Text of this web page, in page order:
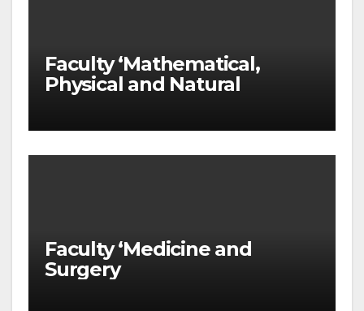
Faculty ‘Mathematical,
Physical and Natural
Faculty ‘Medicine and
Surgery